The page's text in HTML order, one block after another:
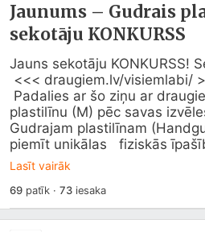
Jaunums – Gudrais
sekotāju KONKURSS
Jauns sekotāju KONKURSS!
<<< draugiem.lv/visiemlabi/
plastilīnu (M) pēc savas
Gudrajam plastilīnam
piemīt unikālas   fiziskās
Lasīt vairāk
69patīk · 73iesaka